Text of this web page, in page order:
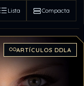
Lista Compacta
ARTÍCULOS DDLA